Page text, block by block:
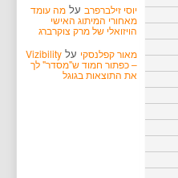
יוסי זילברפרב על מה עומד
מאחורי המיתוג האישי
הויזואלי של מרק צוקרברג
מאור קפלנסקי על Vizibility
– כפתור חמוד ש"מסדר" לך
את התוצאות בגוגל